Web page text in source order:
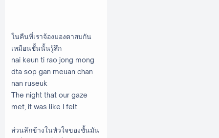
ในคืนที่เราจ้องมองตาสบกัน
เหมือนชั้นนั้นรู้สึก
nai keun ti rao jong mong
dta sop gan meuan chan
nan ruseuk
The night that our gaze
met, it was like I felt
ส่วนลึกข้างในหัวใจของชั้นมัน